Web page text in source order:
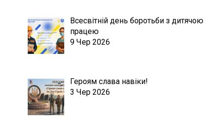
Всесвітній день боротьби з дитячою
працею
9 Чер 2026
Героям слава навіки!
3 Чер 2026